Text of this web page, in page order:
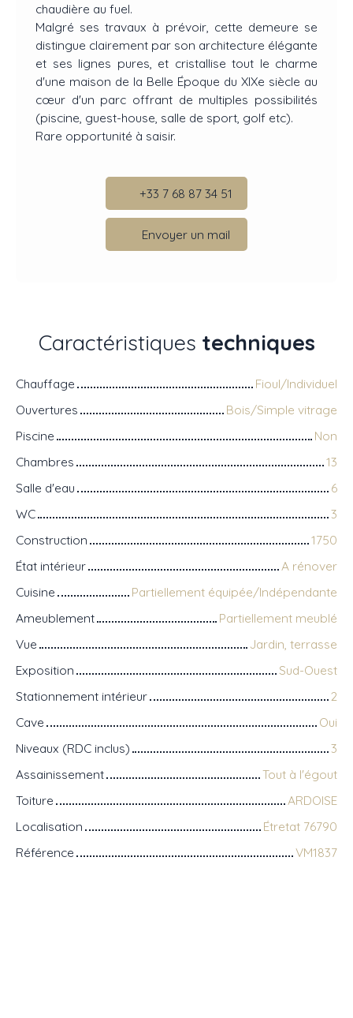
chaudière au fuel.
Malgré ses travaux à prévoir, cette demeure se
distingue clairement par son architecture élégante
et ses lignes pures, et cristallise tout le charme
d'une maison de la Belle Époque du XIXe siècle au
cœur d'un parc offrant de multiples possibilités
(piscine, guest-house, salle de sport, golf etc).
Rare opportunité à saisir.
+33 7 68 87 34 51
Envoyer un mail
Caractéristiques techniques
Chauffage
Fioul/Individuel
Ouvertures
Bois/Simple vitrage
Piscine
Non
Chambres
13
Salle d'eau
6
WC
3
Construction
1750
État intérieur
A rénover
Cuisine
Partiellement équipée/Indépendante
Ameublement
Partiellement meublé
Vue
Jardin, terrasse
Exposition
Sud-Ouest
Stationnement intérieur
2
Cave
Oui
Niveaux (RDC inclus)
3
Assainissement
Tout à l'égout
Toiture
ARDOISE
Localisation
Étretat 76790
Référence
VM1837